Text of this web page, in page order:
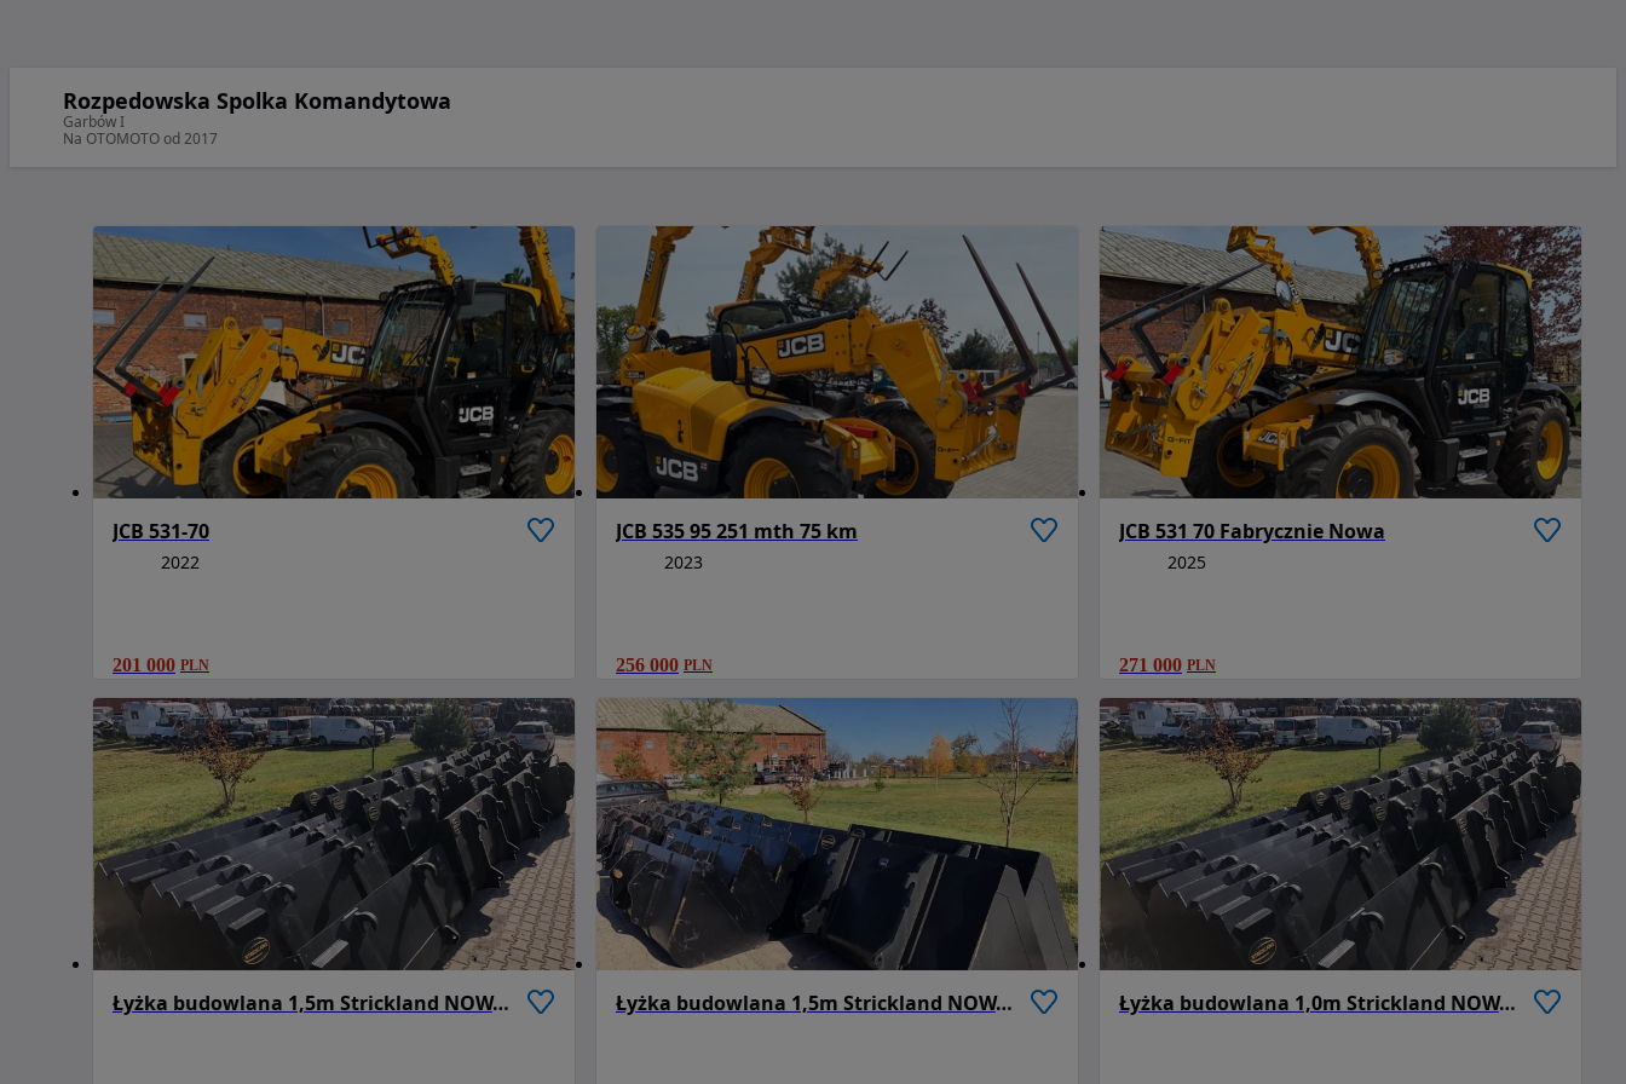
Rozpedowska Spolka Komandytowa
Garbów I
Na OTOMOTO od 2017
JCB 531-70
2022
201 000 PLN
JCB 535 95 251 mth 75 km
2023
256 000 PLN
JCB 531 70 Fabrycznie Nowa
2025
271 000 PLN
Łyżka budowlana 1,5m Strickland NOWA Ładowarka JCB 531 70, 535 95 Łyżka budowlana 1,5m Strickland NOWA Ładowarka JCB 531 70, 535 95 Łyżka budowlana 1,0m Strickland NOWA Ładowarka JCB 531 70, 535 95